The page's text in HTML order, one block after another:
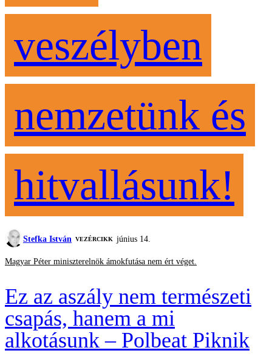
veszélyben
nemzetünk és
hitvallásunk!
Stefka István VEZÉRCIKK június 14.
Magyar Péter miniszterelnök ámokfutása nem ért véget.
Ez az aszály nem természeti
csapás, hanem a mi
alkotásunk – Polbeat Piknik